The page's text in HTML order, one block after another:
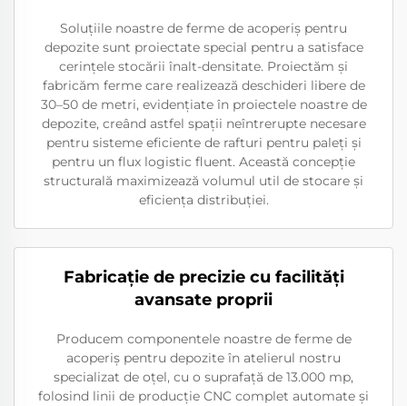
Soluțiile noastre de ferme de acoperiș pentru
depozite sunt proiectate special pentru a satisface
cerințele stocării înalt-densitate. Proiectăm și
fabricăm ferme care realizează deschideri libere de
30–50 de metri, evidențiate în proiectele noastre de
depozite, creând astfel spații neîntrerupte necesare
pentru sisteme eficiente de rafturi pentru paleți și
pentru un flux logistic fluent. Această concepție
structurală maximizează volumul util de stocare și
eficiența distribuției.
Fabricație de precizie cu facilități
avansate proprii
Producem componentele noastre de ferme de
acoperiș pentru depozite în atelierul nostru
specializat de oțel, cu o suprafață de 13.000 mp,
folosind linii de producție CNC complet automate și